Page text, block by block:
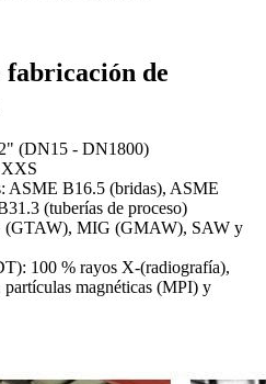
fabricación de
(DN15 - DN1800)
XXS
ASME B16.5 (bridas), ASME
(tuberías de proceso)
(GTAW), MIG (GMAW), SAW y
100 % rayos X-(radiografía),
partículas magnéticas (MPI) y